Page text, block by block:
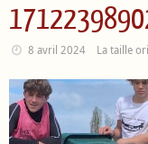
8 avril 2024 La taille